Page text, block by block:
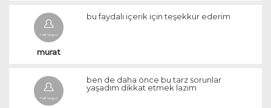
murat
bu faydalı içerik için teşekkür ederim
ben de daha önce bu tarz sorunlar
yaşadım dikkat etmek lazım